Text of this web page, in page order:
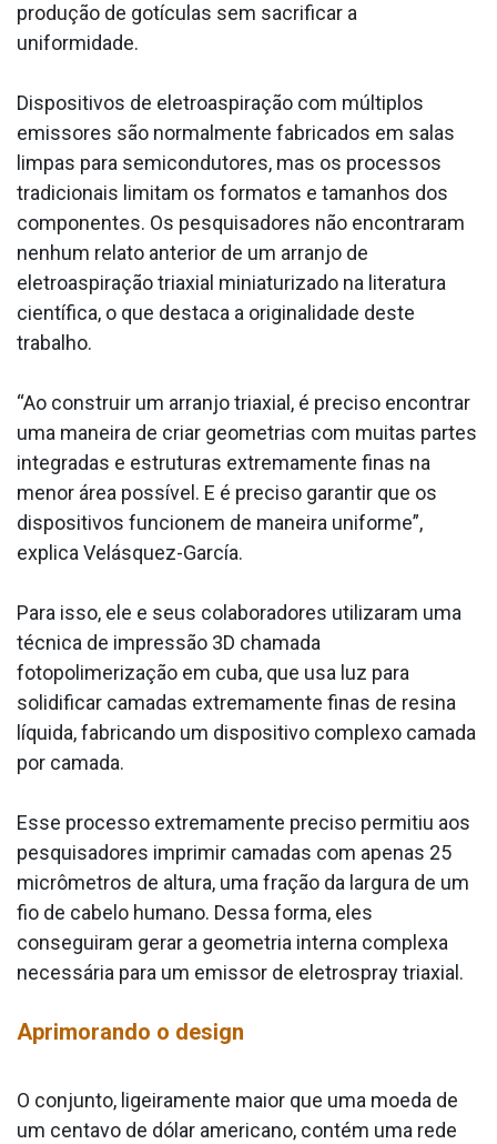
produção de gotículas sem sacrificar a
uniformidade.
Dispositivos de eletroaspiração com múltiplos
emissores são normalmente fabricados em salas
limpas para semicondutores, mas os processos
tradicionais limitam os formatos e tamanhos dos
componentes. Os pesquisadores não encontraram
nenhum relato anterior de um arranjo de
eletroaspiração triaxial miniaturizado na literatura
científica, o que destaca a originalidade deste
trabalho.
“Ao construir um arranjo triaxial, é preciso encontrar
uma maneira de criar geometrias com muitas partes
integradas e estruturas extremamente finas na
menor área possível. E é preciso garantir que os
dispositivos funcionem de maneira uniforme”,
explica Velásquez-García.
Para isso, ele e seus colaboradores utilizaram uma
técnica de impressão 3D chamada
fotopolimerização em cuba, que usa luz para
solidificar camadas extremamente finas de resina
líquida, fabricando um dispositivo complexo camada
por camada.
Esse processo extremamente preciso permitiu aos
pesquisadores imprimir camadas com apenas 25
micrômetros de altura, uma fração da largura de um
fio de cabelo humano. Dessa forma, eles
conseguiram gerar a geometria interna complexa
necessária para um emissor de eletrospray triaxial.
Aprimorando o design
O conjunto, ligeiramente maior que uma moeda de
um centavo de dólar americano, contém uma rede